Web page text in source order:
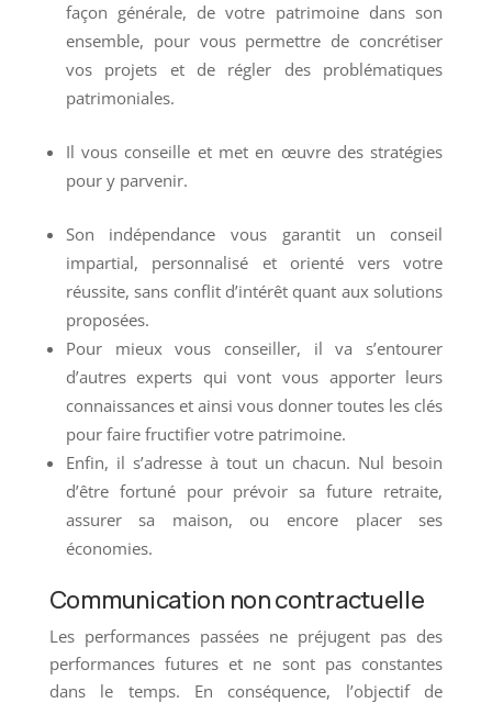
façon générale, de votre patrimoine dans son
ensemble, pour vous permettre de concrétiser
vos projets et de régler des problématiques
patrimoniales.
Il vous conseille et met en œuvre des stratégies
pour y parvenir.
Son indépendance vous garantit un conseil
impartial, personnalisé et orienté vers votre
réussite, sans conflit d’intérêt quant aux solutions
proposées.
Pour mieux vous conseiller, il va s’entourer
d’autres experts qui vont vous apporter leurs
connaissances et ainsi vous donner toutes les clés
pour faire fructifier votre patrimoine.
Enfin, il s’adresse à tout un chacun. Nul besoin
d’être fortuné pour prévoir sa future retraite,
assurer sa maison, ou encore placer ses
économies.
Communication non contractuelle
Les performances passées ne préjugent pas des
performances futures et ne sont pas constantes
dans le temps. En conséquence, l’objectif de